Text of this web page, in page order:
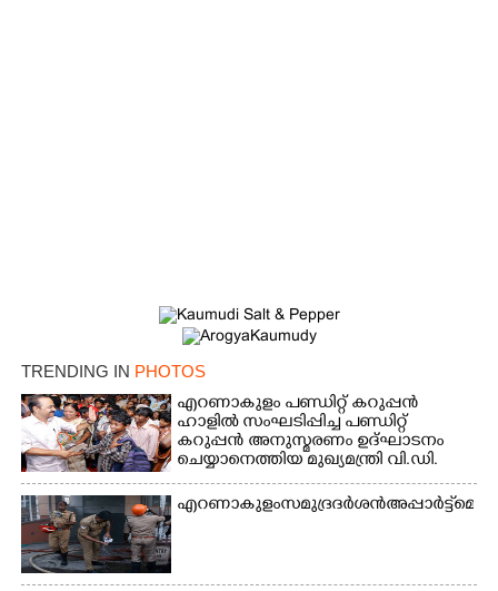
TRENDING IN PHOTOS
എറണാകുളം പണ്ഡിറ്റ് കറുപ്പൻ
ഹാളിൽ സംഘടിപ്പിച്ച പണ്ഡിറ്റ്
കറുപ്പൻ അനുസ്മരണം ഉദ്ഘാടനം
ചെയ്യാനെത്തിയ മുഖ്യമന്ത്രി വി.ഡി.
സതീശൻ മന്ത്രി വി.ഇ. അബ്ദുൽ ഗഫൂർ
ഹൈബി ഈഡൻ എം.പി
എന്നിവരുമായി സൗഹൃദ
എറണാകുളം സമുദ്ര ദർശൻ